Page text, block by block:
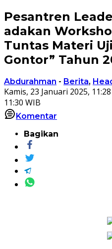
Pesantren
adakan
Tuntas Materi
Gontor” Tahun
Abdurahman - Berita,
Kamis, 23 Januari 2025,
11:30 WIB
Komentar
Bagikan